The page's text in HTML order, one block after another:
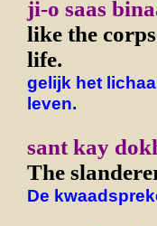
ji-o saas
like the
life.
gelijk het
leven.
sant kay
The
De